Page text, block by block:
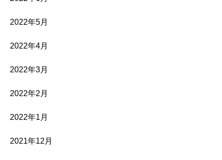
2022年5月
2022年4月
2022年3月
2022年2月
2022年1月
2021年12月